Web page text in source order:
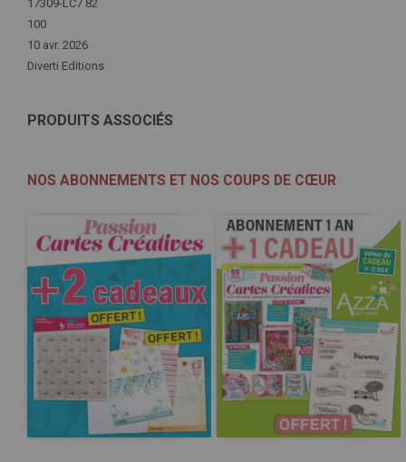
17309-LC7 82
100
10 avr. 2026
Diverti Editions
PRODUITS ASSOCIÉS
NOS ABONNEMENTS ET NOS COUPS DE CŒUR